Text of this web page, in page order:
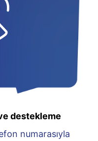
destekleme
numarasıyla